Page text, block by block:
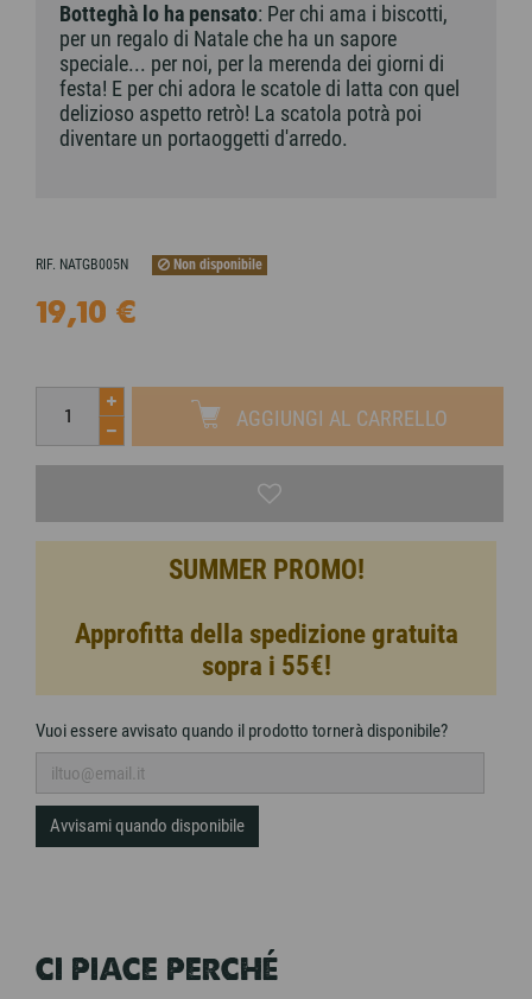
Botteghà lo ha pensato: Per chi ama i biscotti,
per un regalo di Natale che ha un sapore
speciale... per noi, per la merenda dei giorni di
festa! E per chi adora le scatole di latta con quel
delizioso aspetto retrò! La scatola potrà poi
diventare un portaoggetti d'arredo.
RIF. NATGB005N Non disponibile
19,10 €
AGGIUNGI AL CARRELLO
SUMMER PROMO!
Approfitta della spedizione gratuita
sopra i 55€!
Vuoi essere avvisato quando il prodotto tornerà disponibile?
Avvisami quando disponibile
CI PIACE PERCHÉ